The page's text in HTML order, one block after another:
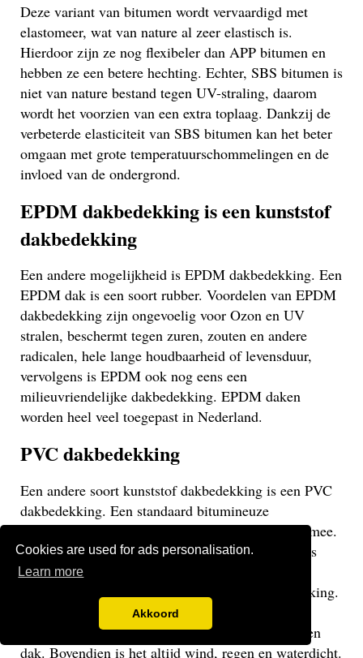
Cookies are used for ads personalisation.
Learn more
Akkoord
Deze variant van bitumen wordt vervaardigd met
elastomeer, wat van nature al zeer elastisch is.
Hierdoor zijn ze nog flexibeler dan APP bitumen en
hebben ze een betere hechting. Echter, SBS bitumen is
niet van nature bestand tegen UV-straling, daarom
wordt het voorzien van een extra toplaag. Dankzij de
verbeterde elasticiteit van SBS bitumen kan het beter
omgaan met grote temperatuurschommelingen en de
invloed van de ondergrond.
EPDM dakbedekking is een kunststof
dakbedekking
Een andere mogelijkheid is EPDM dakbedekking. Een
EPDM dak is een soort rubber. Voordelen van EPDM
dakbedekking zijn ongevoelig voor Ozon en UV
stralen, beschermt tegen zuren, zouten en andere
radicalen, hele lange houdbaarheid of levensduur,
vervolgens is EPDM ook nog eens een
milieuvriendelijke dakbedekking. EPDM daken
worden heel veel toegepast in Nederland.
PVC dakbedekking
Een andere soort kunststof dakbedekking is een PVC
dakbedekking. Een standaard bitumineuze
dakbedekking gaat veelal niet langer dan 15 jaar mee.
Een EPDM of PVC dak gaat veel langer mee en is
daarom een stuk duurzamer. Een PVC dak heeft
dezelfde eigenschappen als een EPDM dakbedekking.
Het gaat weliswaar iets minder lang mee dan een
EPDM dak, maar uiteraard langer dan een bitumen
dak. Bovendien is het altijd wind, regen en waterdicht.